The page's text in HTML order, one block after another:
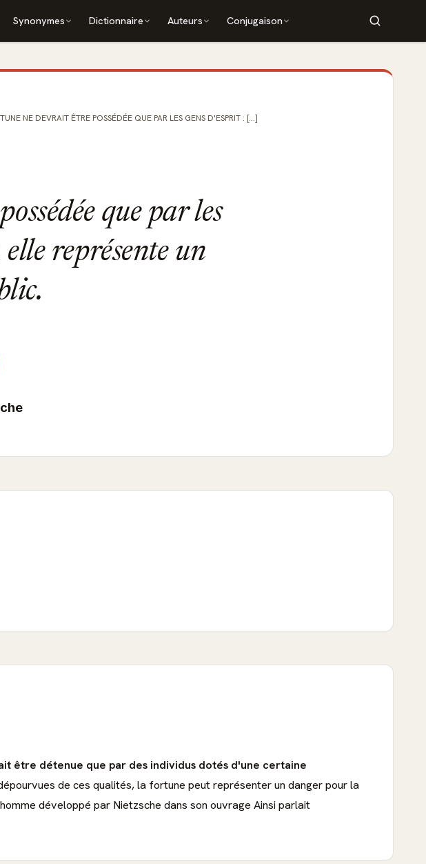
Synonymes Dictionnaire Auteurs Conjugaison
NE DEVRAIT ÊTRE POSSÉDÉE QUE PAR LES GENS D'ESPRIT : [...]
que par les
représente un
être détenue que par des individus dotés d'une certaine
de ces qualités, la fortune peut représenter un danger pour la
développé par Nietzsche dans son ouvrage Ainsi parlait